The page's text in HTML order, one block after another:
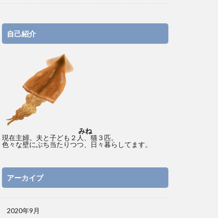
自己紹介
みね
現在主婦。夫と子ども２人、猫３匹。
色々な壁にぶち当たりつつ、日々暮らしてます。
アーカイブ
2020年9月